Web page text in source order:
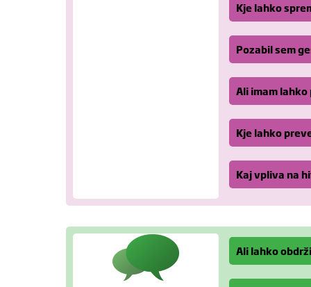
Kje lahko
Pozabil sem
Ali imam
Kje lahko
Kaj vpliva na
Ali lahko